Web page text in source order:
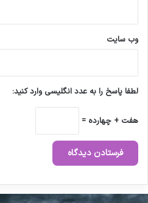
وب‌ سایت
لطفا پاسخ را به عدد انگلیسی وارد کنید:
هفت + چهارده =